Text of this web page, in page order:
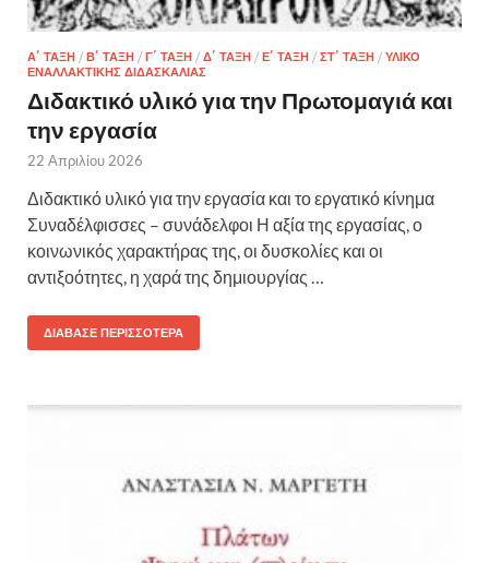
Α΄ ΤΆΞΗ / Β΄ ΤΆΞΗ / Γ΄ ΤΆΞΗ / Δ΄ ΤΆΞΗ / Ε΄ ΤΆΞΗ / ΣΤ΄ ΤΆΞΗ / ΥΛΙΚΌ
ΕΝΑΛΛΑΚΤΙΚΉΣ ΔΙΔΑΣΚΑΛΊΑΣ
Διδακτικό υλικό για την Πρωτομαγιά και
την εργασία
22 Απριλίου 2026
Διδακτικό υλικό για την εργασία και το εργατικό κίνημα
Συναδέλφισσες – συνάδελφοι Η αξία της εργασίας, ο
κοινωνικός χαρακτήρας της, οι δυσκολίες και οι
αντιξοότητες, η χαρά της δημιουργίας …
ΔΙΆΒΑΣΕ ΠΕΡΙΣΣΌΤΕΡΑ